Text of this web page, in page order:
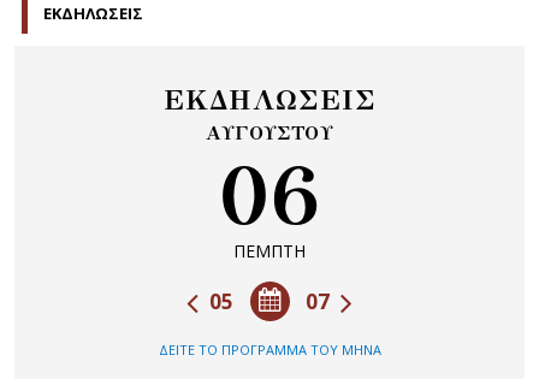
ΕΚΔΗΛΩΣΕΙΣ
ΕΚΔΗΛΩΣΕΙΣ
ΑΥΓΟΥΣΤΟΥ
06
ΠΕΜΠΤΗ
07
05
ΔΕΙΤΕ ΤΟ ΠΡΟΓΡΑΜΜΑ ΤΟΥ ΜΗΝΑ